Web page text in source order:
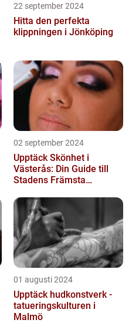
22 september 2024
Hitta den perfekta
klippningen i Jönköping
02 september 2024
Upptäck Skönhet i
Västerås: Din Guide till
Stadens Främsta
01 augusti 2024
Upptäck hudkonstverk -
tatueringskulturen i
Malmö